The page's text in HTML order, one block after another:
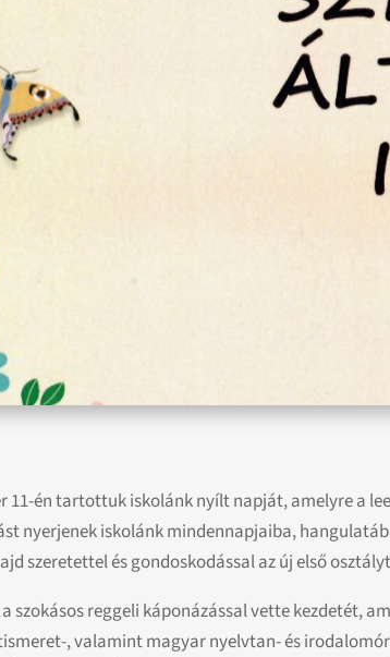
11-én tartottuk iskolánk nyílt napját, amelyre a
nyerjenek iskolánk mindennapjaiba,
szeretettel és gondoskodással az új első
szokásos reggeli káponázással vette kezdetét,
, valamint magyar nyelvtan- és